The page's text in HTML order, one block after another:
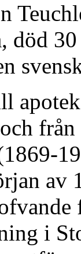
död
av
i